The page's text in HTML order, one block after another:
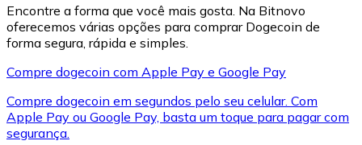
XRP
XRP
Encontre a forma que você mais gosta. Na Bitnovo
oferecemos várias opções para comprar Dogecoin de
forma segura, rápida e simples.
Compre dogecoin com Apple Pay e Google Pay
Compre dogecoin em segundos pelo seu celular. Com
Apple Pay ou Google Pay, basta um toque para pagar com
segurança.